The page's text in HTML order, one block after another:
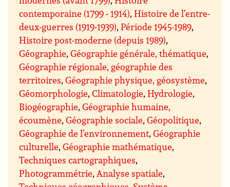
contemporaine (1799 - 1914),Histoire de l’entre-
deux-guerres (1919-1939),Période 1945-1989,
Histoire post-moderne (depuis 1989),
Géographie,Géographie générale, thématique,
Géographie régionale, géographie des
territoires,Géographie physique, géosystème,
Géomorphologie,Climatologie,Hydrologie,
Biogéographie,Géographie humaine,
écoumène,Géographie sociale,Géopolitique,
Géographie de l’environnement,Géographie
culturelle,Géographie mathématique,
Techniques cartographiques,
Photogrammétrie, Analyse spatiale,